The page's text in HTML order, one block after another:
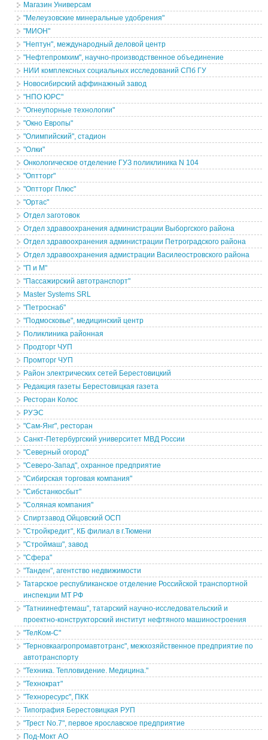
Магазин Универсам
"Мелеузовские минеральные удобрения"
"МИОН"
"Нептун", международный деловой центр
"Нефтепромхим", научно-производственное объединение
НИИ комплексных социальных исследований СПб ГУ
Новосибирский аффинажный завод
"НПО ЮРС"
"Огнеупорные технологии"
"Окно Европы"
"Олимпийский", стадион
"Олки"
Онкологическое отделение ГУЗ поликлиника N 104
"Оптторг"
"Оптторг Плюс"
"Ортас"
Отдел заготовок
Отдел здравоохранения администрации Выборгского района
Отдел здравоохранения администрации Петроградского района
Отдел здравоохранения адмистрации Василеостровского района
"П и М"
"Пассажирский автотранспорт"
Master Systems SRL
"Петроснаб"
"Подмосковье", медицинский центр
Поликлиника районная
Продторг ЧУП
Промторг ЧУП
Район электрических сетей Берестовицкий
Редакция газеты Берестовицкая газета
Ресторан Колос
РУЭС
"Сам-Янг", ресторан
Санкт-Петербургский университет МВД России
"Северный огород"
"Северо-Запад", охранное предприятие
"Сибирская торговая компания"
"Сибстанкосбыт"
"Соляная компания"
Спиртзавод Ойцовский ОСП
"Стройкредит", КБ филиал в г.Тюмени
"Строймаш", завод
"Сфера"
"Танден", агентство недвижимости
Татарское республиканское отделение Российской транспортной
инспекции МТ РФ
"Татниинефтемаш", татарский научно-исследовательский и
проектно-конструкторский институт нефтяного машиностроения
"ТелКом-С"
"Терновкаагропромавтотранс", межхозяйственное предприятие по
автотранспорту
"Техника. Тепловидение. Медицина."
"Технократ"
"Техноресурс", ПКК
Типография Берестовицкая РУП
"Трест No.7", первое ярославское предприятие
Под-Мокт АО